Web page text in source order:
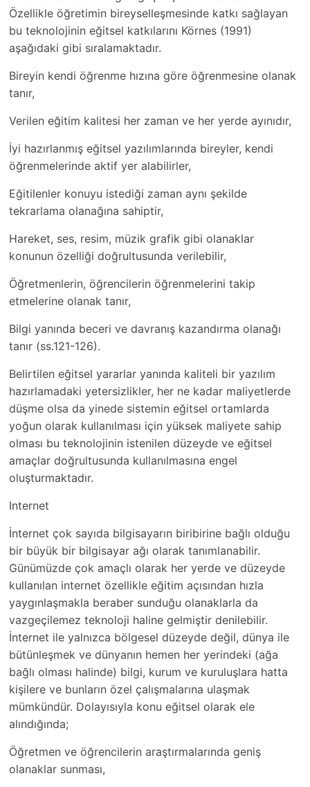
Özellikle öğretimin bireyselleşmesinde katkı sağlayan
bu teknolojinin eğitsel katkılarını Körnes (1991)
aşağıdaki gibi sıralamaktadır.
Bireyin kendi öğrenme hızına göre öğrenmesine olanak
tanır,
Verilen eğitim kalitesi her zaman ve her yerde ayınıdır,
İyi hazırlanmış eğitsel yazılımlarında bireyler, kendi
öğrenmelerinde aktif yer alabilirler,
Eğitilenler konuyu istediği zaman aynı şekilde
tekrarlama olanağına sahiptir,
Hareket, ses, resim, müzik grafik gibi olanaklar
konunun özelliği doğrultusunda verilebilir,
Öğretmenlerin, öğrencilerin öğrenmelerini takip
etmelerine olanak tanır,
Bilgi yanında beceri ve davranış kazandırma olanağı
tanır (ss.121-126).
Belirtilen eğitsel yararlar yanında kaliteli bir yazılım
hazırlamadaki yetersizlikler, her ne kadar maliyetlerde
düşme olsa da yinede sistemin eğitsel ortamlarda
yoğun olarak kullanılması için yüksek maliyete sahip
olması bu teknolojinin istenilen düzeyde ve eğitsel
amaçlar doğrultusunda kullanılmasına engel
oluşturmaktadır.
Internet
İnternet çok sayıda bilgisayarın biribirine bağlı olduğu
bir büyük bir bilgisayar ağı olarak tanımlanabilir.
Günümüzde çok amaçlı olarak her yerde ve düzeyde
kullanılan internet özellikle eğitim açısından hızla
yaygınlaşmakla beraber sunduğu olanaklarla da
vazgeçilemez teknoloji haline gelmiştir denilebilir.
İnternet ile yalnızca bölgesel düzeyde değil, dünya ile
bütünleşmek ve dünyanın hemen her yerindeki (ağa
bağlı olması halinde) bilgi, kurum ve kuruluşlara hatta
kişilere ve bunların özel çalışmalarına ulaşmak
mümkündür. Dolayısıyla konu eğitsel olarak ele
alındığında;
Öğretmen ve öğrencilerin araştırmalarında geniş
olanaklar sunması,